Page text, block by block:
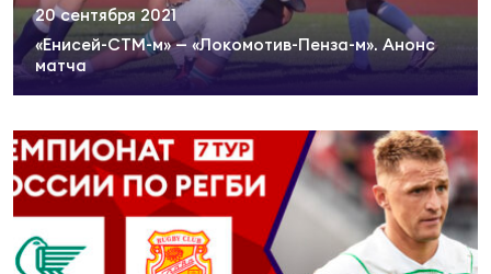
«Енисей-СТМ-м» — «Локомотив-Пенза-м». Анонс
матча
20 сентября 2021